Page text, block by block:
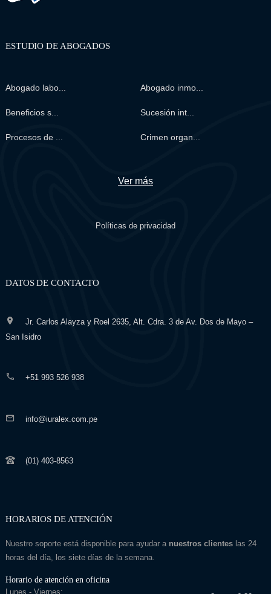
ESTUDIO DE ABOGADOS
Abogado labo... Abogado inmo...
Beneficios s... Sucesión int...
Procesos de ... Crimen organ...
Ver más
Políticas de privacidad
DATOS DE CONTACTO
Jr. Carlos Alayza y Roel 2635, Alt. Cdra. 3 de Av. Dos de Mayo –
San Isidro
+51 993 526 938
info@iuralex.com.pe
(01) 403-8563
HORARIOS DE ATENCIÓN
Nuestro soporte está disponible para ayudar a nuestros clienteslas 24
horas del día, los siete días de la semana.
Horario de atención en oficina
Lunes - Viernes: